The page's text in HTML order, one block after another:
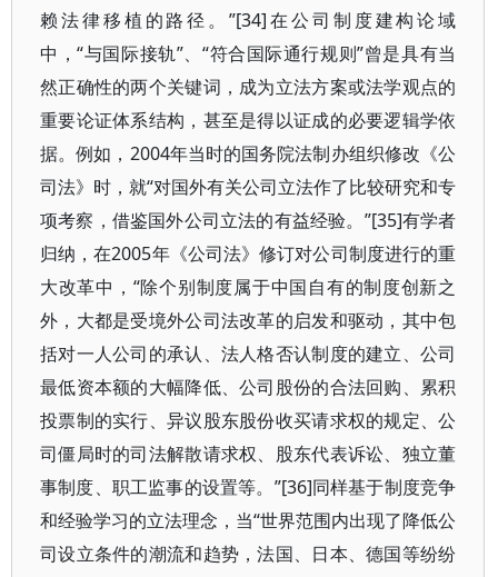
赖法律移植的路径。”[34]在公司制度建构论域
中，“与国际接轨”、“符合国际通行规则”曾是具有当
然正确性的两个关键词，成为立法方案或法学观点的
重要论证体系结构，甚至是得以证成的必要逻辑学依
据。例如，2004年当时的国务院法制办组织修改《公
司法》时，就“对国外有关公司立法作了比较研究和专
项考察，借鉴国外公司立法的有益经验。”[35]有学者
归纳，在2005年《公司法》修订对公司制度进行的重
大改革中，“除个别制度属于中国自有的制度创新之
外，大都是受境外公司法改革的启发和驱动，其中包
括对一人公司的承认、法人格否认制度的建立、公司
最低资本额的大幅降低、公司股份的合法回购、累积
投票制的实行、异议股东股份收买请求权的规定、公
司僵局时的司法解散请求权、股东代表诉讼、独立董
事制度、职工监事的设置等。”[36]同样基于制度竞争
和经验学习的立法理念，当“世界范围内出现了降低公
司设立条件的潮流和趋势，法国、日本、德国等纷纷